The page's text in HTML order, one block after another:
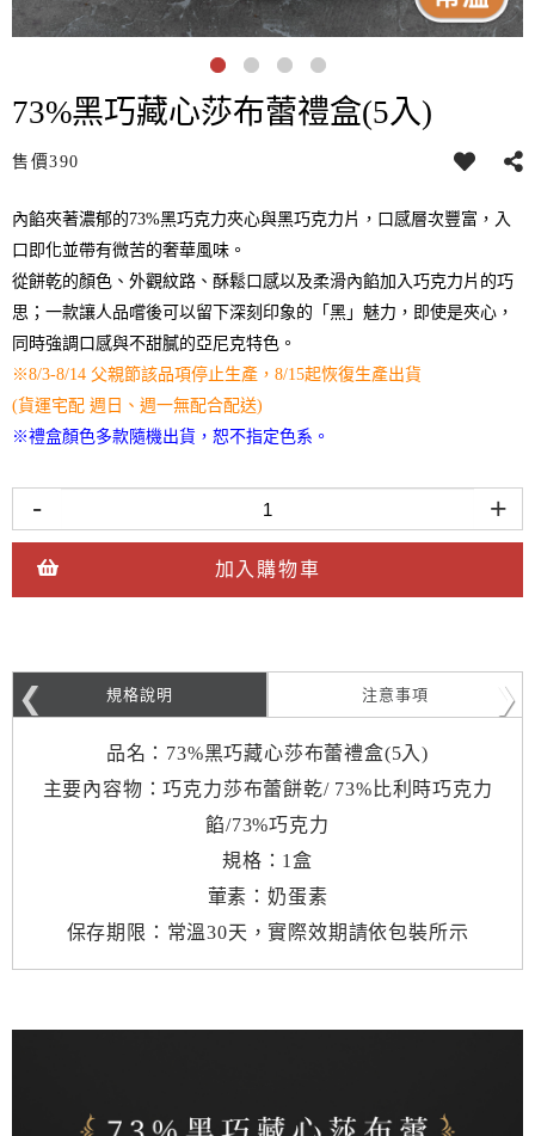
73%黑巧藏心莎布蕾禮盒(5入)
售價390
內餡夾著濃郁的73%黑巧克力夾心與黑巧克力片，口感層次豐富，入
口即化並帶有微苦的奢華風味。
從餅乾的顏色、外觀紋路、酥鬆口感以及柔滑內餡加入巧克力片的巧
思；一款讓人品嚐後可以留下深刻印象的「黑」魅力，即使是夾心，
同時強調口感與不甜膩的亞尼克特色。
※8/3-8/14 父親節該品項停止生產，8/15起恢復生產出貨
(貨運宅配 週日、週一無配合配送)
※禮盒顏色多款隨機出貨，恕不指定色系。
- +
加入購物車
規格說明 注意事項
品名：73%黑巧藏心莎布蕾禮盒(5入)
主要內容物：巧克力莎布蕾餅乾/ 73%比利時巧克力
餡/73%巧克力
規格：1盒
葷素：奶蛋素
保存期限：常溫30天，實際效期請依包裝所示